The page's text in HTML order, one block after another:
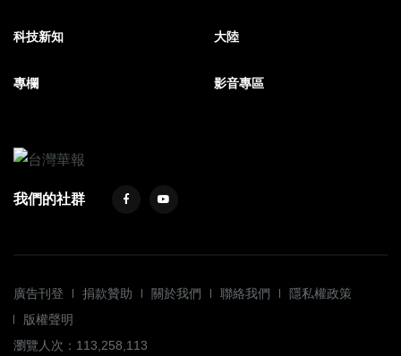
科技新知 大陸
專欄 影音專區
我們的社群
廣告刊登 捐款贊助 關於我們 聯絡我們
隱私權政策
版權聲明
瀏覽人次：113,258,113